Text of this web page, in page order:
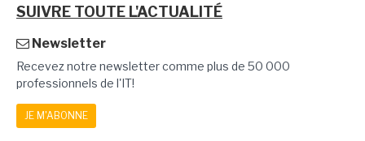
SUIVRE TOUTE L'ACTUALITÉ
Newsletter
Recevez notre newsletter comme plus de 50 000
professionnels de l'IT!
JE M'ABONNE